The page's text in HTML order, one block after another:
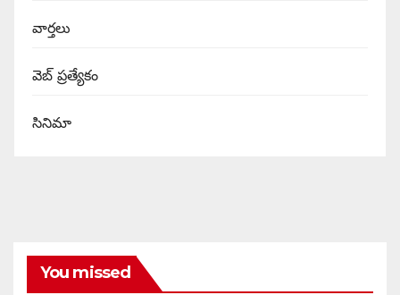
వార్త‌లు
వెబ్ ప్రత్యేకం
సినిమా
You missed